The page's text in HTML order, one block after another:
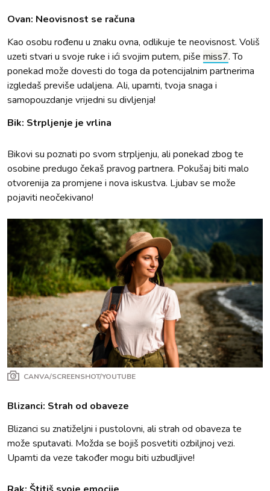
Ovan: Neovisnost se računa
Kao osobu rođenu u znaku ovna, odlikuje te neovisnost. Voliš
uzeti stvari u svoje ruke i ići svojim putem, piše miss7. To
ponekad može dovesti do toga da potencijalnim partnerima
izgledaš previše udaljena. Ali, upamti, tvoja snaga i
samopouzdanje vrijedni su divljenja!
Bik: Strpljenje je vrlina
Bikovi su poznati po svom strpljenju, ali ponekad zbog te
osobine predugo čekaš pravog partnera. Pokušaj biti malo
otvorenija za promjene i nova iskustva. Ljubav se može
pojaviti neočekivano!
CANVA/SCREENSHOT/YOUTUBE
Blizanci: Strah od obaveze
Blizanci su znatiželjni i pustolovni, ali strah od obaveza te
može sputavati. Možda se bojiš posvetiti ozbiljnoj vezi.
Upamti da veze također mogu biti uzbudljive!